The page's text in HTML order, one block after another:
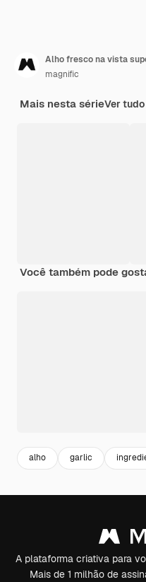
Alho fresco na vista
magnific
Mais nesta sérieVer tudo
Você também pode
alho garlic
A plataforma criativa para
Mais de 1 milhão de